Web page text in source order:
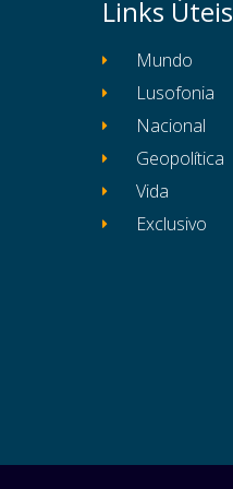
Links Úteis
Mundo
Lusofonia
Nacional
Geopolítica
Vida
Exclusivo